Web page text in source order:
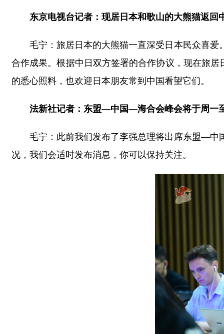
东京电视台记者：现居日本和歌山的大熊猫返
毛宁：旅居日本的大熊猫一直深受日本民众喜
合作成果。根据中日双方签署的合作协议，现在旅
的悉心照料，也欢迎日本朋友常到中国看望它们。
法新社记者：东盟—中国—海合会峰会将于周一
毛宁：此前我们发布了李强总理将出席东盟—中
况，我们会适时发布消息，你可以保持关注。